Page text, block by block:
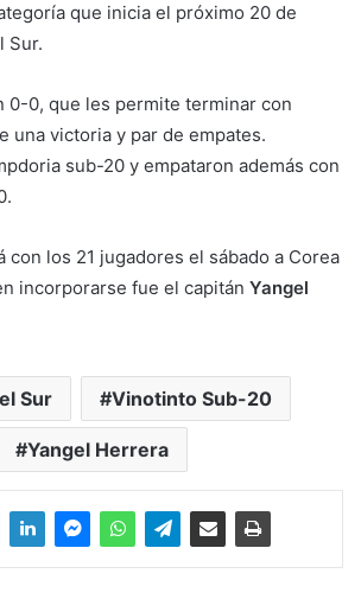
que inicia el próximo 20 de
Sur.
0-0, que les permite terminar con
una victoria y par de empates.
sub-20 y empataron además con
con los 21 jugadores el sábado a Corea
incorporarse fue el capitán Yangel
Sur Vinotinto Sub-20
Yangel Herrera